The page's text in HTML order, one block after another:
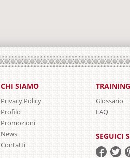
CHI SIAMO
Privacy Policy
Profilo
Promozioni
News
Contatti
TRAINING
Glossario
FAQ
SEGUICI